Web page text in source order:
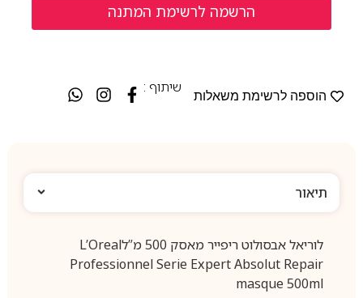
הוספה לרשימת משאלות
שיתוף :
תיאור
לוריאל אבסולוט ריפייר מאסק 500 מ”לL’Oreal
Professionnel Serie Expert Absolut Repair
masque 500ml